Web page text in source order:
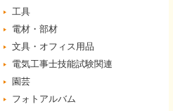
工具
電材・部材
文具・オフィス用品
電気工事士技能試験関連
園芸
フォトアルバム